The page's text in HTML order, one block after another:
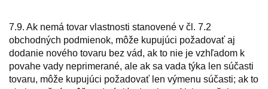
7.9. Ak nemá tovar vlastnosti stanovené v čl. 7.2
obchodných podmienok, môže kupujúci požadovať aj
dodanie nového tovaru bez vád, ak to nie je vzhľadom k
povahe vady neprimerané, ale ak sa vada týka len súčasti
tovaru, môže kupujúci požadovať len výmenu súčasti; ak to